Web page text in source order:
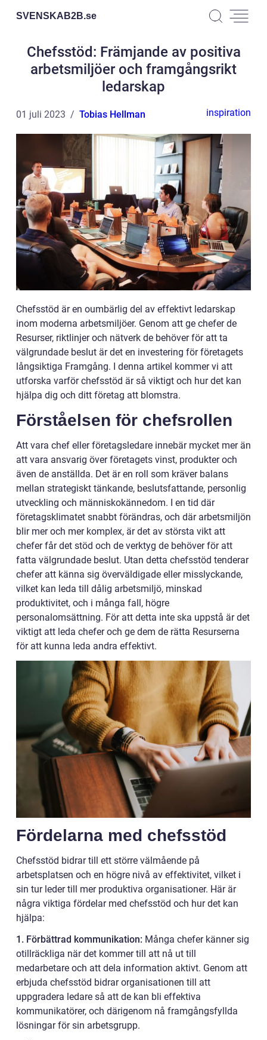
SVENSKAB2B.se
Chefsstöd: Främjande av positiva
arbetsmiljöer och framgångsrikt
ledarskap
01 juli 2023 Tobias Hellman inspiration
Chefsstöd är en oumbärlig del av effektivt ledarskap
inom moderna arbetsmiljöer. Genom att ge chefer de
Resurser, riktlinjer och nätverk de behöver för att ta
välgrundade beslut är det en investering för företagets
långsiktiga Framgång. I denna artikel kommer vi att
utforska varför chefsstöd är så viktigt och hur det kan
hjälpa dig och ditt företag att blomstra.
Förståelsen för chefsrollen
Att vara chef eller företagsledare innebär mycket mer än
att vara ansvarig över företagets vinst, produkter och
även de anställda. Det är en roll som kräver balans
mellan strategiskt tänkande, beslutsfattande, personlig
utveckling och människokännedom. I en tid där
företagsklimatet snabbt förändras, och där arbetsmiljön
blir mer och mer komplex, är det av största vikt att
chefer får det stöd och de verktyg de behöver för att
fatta välgrundade beslut. Utan detta chefsstöd tenderar
chefer att känna sig överväldigade eller misslyckande,
vilket kan leda till dålig arbetsmiljö, minskad
produktivitet, och i många fall, högre
personalomsättning. För att detta inte ska uppstå är det
viktigt att leda chefer och ge dem de rätta Resurserna
för att kunna leda andra effektivt.
Fördelarna med chefsstöd
Chefsstöd bidrar till ett större välmående på
arbetsplatsen och en högre nivå av effektivitet, vilket i
sin tur leder till mer produktiva organisationer. Här är
några viktiga fördelar med chefsstöd och hur det kan
hjälpa:
1. Förbättrad kommunikation: Många chefer känner sig
otillräckliga när det kommer till att nå ut till
medarbetare och att dela information aktivt. Genom att
erbjuda chefsstöd bidrar organisationen till att
uppgradera ledare så att de kan bli effektiva
kommunikatörer, och därigenom nå framgångsfyllda
lösningar för sin arbetsgrupp.